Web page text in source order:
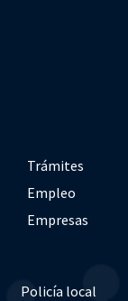
Trámites
Empleo
Empresas
Policía local